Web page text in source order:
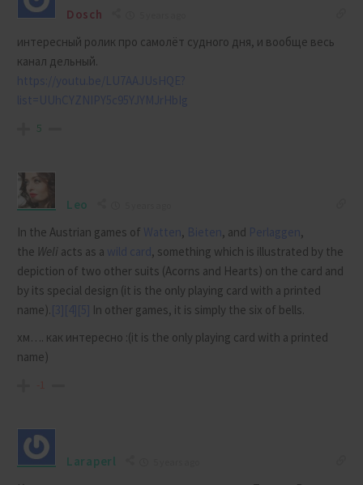
Dosch
интересный ролик про самолёт судного дня, и вообще весь
канал дельный.
https://youtu.be/LU7AAJUsHQE?
list=UUhCYZNIPY5c95YJYMJrHbIg
5
Leo
In the Austrian games of Watten, Bieten, and Perlaggen,
the Weli acts as a wild card, something which is illustrated by the
depiction of two other suits (Acorns and Hearts) on the card and
by its special design (it is the only playing card with a printed
name).[3][4][5] In other games, it is simply the six of bells.
хм…. как интересно :(it is the only playing card with a printed
name)
Laraperl